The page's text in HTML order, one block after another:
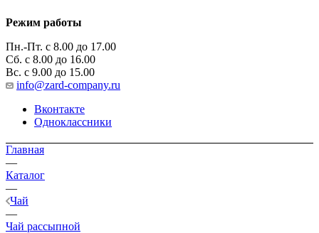
Режим работы
Пн.-Пт. с 8.00 до 17.00
Сб. с 8.00 до 16.00
Вс. с 9.00 до 15.00
info@zard-company.ru
Вконтакте
Одноклассники
Главная
—
Каталог
—
Чай
—
Чай рассыпной